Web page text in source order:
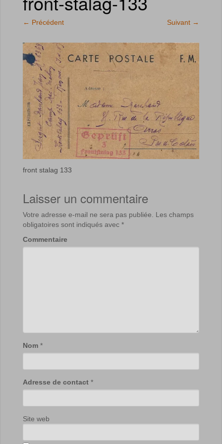
← Précédent Suivant →
front stalag 133
Laisser un commentaire
Votre adresse e-mail ne sera pas publiée.
Les champs
obligatoires sont indiqués avec *
Commentaire
Nom *
Adresse de contact *
Site web